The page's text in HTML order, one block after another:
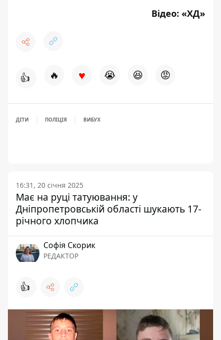
Відео: «ХД»
👍 🔥 ♥ 😭 😆 😡
ДІТИ ПОЛІЦІЯ ВИБУХ
16:31, 20 січня 2025
Має на руці татуювання: у
Дніпропетровській області шукають 17-
річного хлопчика
Софія Скорик
РЕДАКТОР
👍